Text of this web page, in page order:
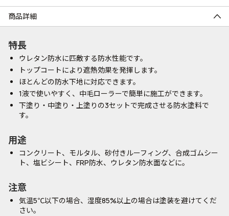
商品詳細
特長
ウレタン防水に匹敵する防水性能です。
トップコートにより遮熱効果を発揮します。
ほとんどの防水下地に対応できます。
1液で使いやすく、中毛ローラーで簡単に施工ができます。
下塗り・中塗り・上塗りの3セットで完成させる防水塗料で
す。
用途
コンクリート、モルタル、砂付きルーフィング、合成ゴムシー
ト、塩ビシート、FRP防水、ウレタン防水面などに。
注意
気温5℃以下の場合、湿度85%以上の場合は塗装を避けてくだ
さい。